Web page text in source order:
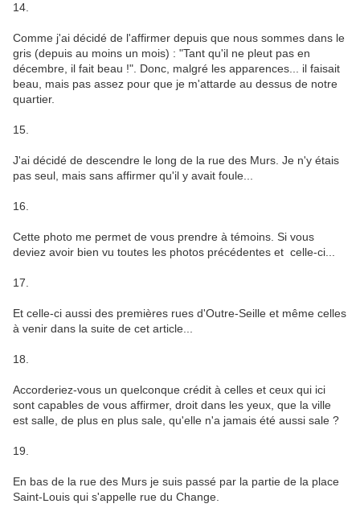
14.
Comme j'ai décidé de l'affirmer depuis que nous sommes dans le
gris (depuis au moins un mois) : "Tant qu'il ne pleut pas en
décembre, il fait beau !". Donc, malgré les apparences... il faisait
beau, mais pas assez pour que je m'attarde au dessus de notre
quartier.
15.
J'ai décidé de descendre le long de la rue des Murs. Je n'y étais
pas seul, mais sans affirmer qu'il y avait foule...
16.
Cette photo me permet de vous prendre à témoins. Si vous
deviez avoir bien vu toutes les photos précédentes et celle-ci...
17.
Et celle-ci aussi des premières rues d'Outre-Seille et même celles
à venir dans la suite de cet article...
18.
Accorderiez-vous un quelconque crédit à celles et ceux qui ici
sont capables de vous affirmer, droit dans les yeux, que la ville
est salle, de plus en plus sale, qu'elle n'a jamais été aussi sale ?
19.
En bas de la rue des Murs je suis passé par la partie de la place
Saint-Louis qui s'appelle rue du Change.